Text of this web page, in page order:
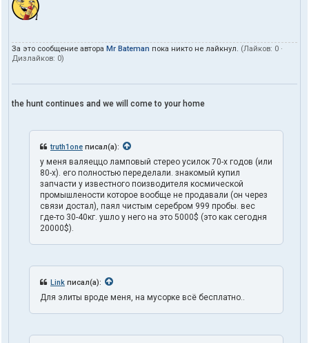
За это сообщение автора Mr Bateman пока никто не лайкнул. (Лайков: 0 ·
Дизлайков: 0)
the hunt continues and we will come to your home
truth1one писал(а):
у меня валяеццо ламповый стерео усилок 70-х годов (или
80-х). его полностью переделали. знакомый купил
запчасти у известного поизводителя космической
промышлености которое вообще не продавали (он через
связи достал), паял чистым серебром 999 пробы. вес
где-то 30-40кг. ушло у него на это 5000$ (это как сегодня
20000$).
Link писал(а):
Для элиты вроде меня, на мусорке всё бесплатно..